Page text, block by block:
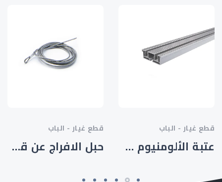
قطع غيار - الباب
عتبة الألومنيوم مزدوجة القناة
قطع غيار - الباب
حبل الافراج عن قفل الطوارئ 1.5 - HTM-SP-001